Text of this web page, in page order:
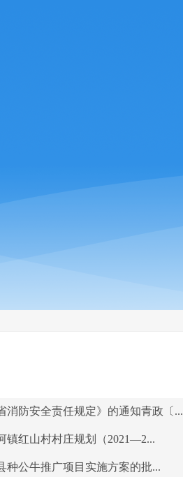
消防安全责任规定》的通知青政〔...
镇红山村村庄规划（2021—2...
种公牛推广项目实施方案的批...